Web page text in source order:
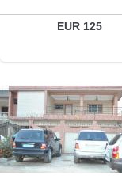
EUR 125
Réserver
25 avis